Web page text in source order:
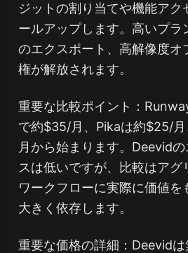
ジットの割り当てや機能アク
ールアップします。高いプラ
のエクスポート、高解像度オ
権が解放されます。
重要な比較ポイント：
で約$35/月、Pikaは約$25/
月から始まります。Deevid
スは低いですが、比較はア
ワークフローに実際に価値を
大きく依存します。
重要な価格の詳細：Deevid